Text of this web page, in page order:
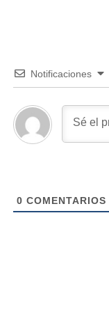
Notificaciones
0 COMENTARIOS